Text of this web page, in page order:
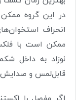
در این گروه
انحراف
ممکن است با
نوزاد به داخل
قابل‌لمس و صدایش